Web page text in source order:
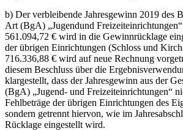
b) Der verbleibende Jahresgewinn 2019 des
Art (BgA) „Jugendund
561.094,72 € wird in die Gewinnrücklage
der übrigen Einrichtungen (Schloss und
716.336,88 € wird auf neue Rechnung
diesem Beschluss über die
klargestellt, dass der Jahresgewinn aus der
(BgA) „Jugend- und Freizeiteinrichtungen“
Fehlbeträge der übrigen Einrichtungen des
sondern getrennt hiervon, wie im
Rücklage eingestellt wird.